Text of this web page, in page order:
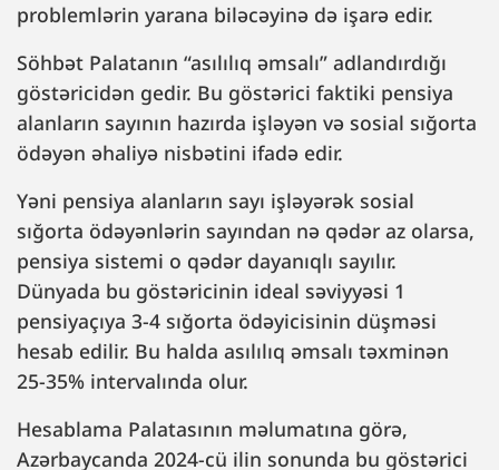
problemlərin yarana biləcəyinə də işarə edir.
Söhbət Palatanın “asılılıq əmsalı” adlandırdığı
göstəricidən gedir. Bu göstərici faktiki pensiya
alanların sayının hazırda işləyən və sosial sığorta
ödəyən əhaliyə nisbətini ifadə edir.
Yəni pensiya alanların sayı işləyərək sosial
sığorta ödəyənlərin sayından nə qədər az olarsa,
pensiya sistemi o qədər dayanıqlı sayılır.
Dünyada bu göstəricinin ideal səviyyəsi 1
pensiyaçıya 3-4 sığorta ödəyicisinin düşməsi
hesab edilir. Bu halda asılılıq əmsalı təxminən
25-35% intervalında olur.
Hesablama Palatasının məlumatına görə,
Azərbaycanda 2024-cü ilin sonunda bu göstərici